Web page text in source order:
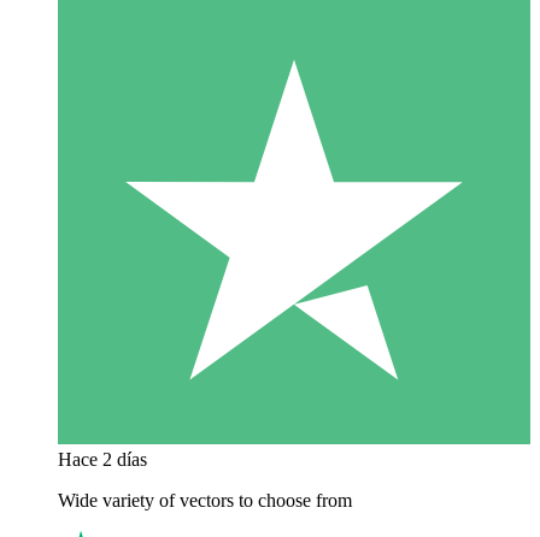
Hace 2 días
Wide variety of vectors to choose from